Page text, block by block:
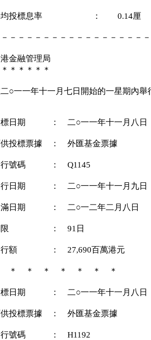
均投標息率 ： 0.14厘
－－－－－－－－－－－－－－－－－
金融管理局
＊＊＊＊＊＊
○一一年十一月七日開始的一星期內舉
標日期 ： 二○一一年十一月八日
投標票據 ： 外匯基金票據
行號碼 ： Q1145
行日期 ： 二○一一年十一月九日
滿日期 ： 二○一二年二月八日
限 ： 91日
行額 ： 27,690百萬港元
＊ ＊ ＊ ＊ ＊ ＊ ＊
標日期 ： 二○一一年十一月八日
投標票據 ： 外匯基金票據
行號碼 ： H1192